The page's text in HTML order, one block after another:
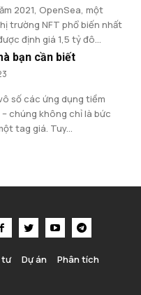
2021, OpenSea, một
trường NFT phổ biến nhất
định giá 1,5 tỷ đô...
bạn cần biết
số các ứng dụng tiềm
chúng không chỉ là bức
tag giá. Tuy...
tư Dự án Phân tích